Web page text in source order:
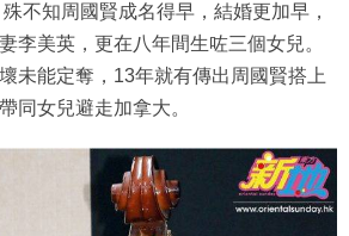
不知周國賢成名得早，結婚更加早，
李美英，更在八年間生咗三個女兒。
未能定奪，13年就有傳出周國賢搭上
同女兒避走加拿大。